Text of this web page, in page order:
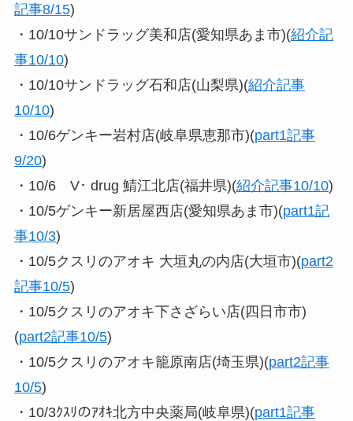
記事8/15)
・10/10サンドラッグ美和店(愛知県あま市)(紹介記
事10/10)
・10/10サンドラッグ石和店(山梨県)(紹介記事
10/10)
・10/6ゲンキー岩村店(岐阜県恵那市)(part1記事
9/20)
・10/6 V･ drug 鯖江北店(福井県)(紹介記事10/10)
・10/5ゲンキー新居屋西店(愛知県あま市)(part1記
事10/3)
・10/5クスリのアオキ 大垣丸の内店(大垣市)(part2
記事10/5)
・10/5クスリのアオキ下さざらい店(四日市市)
(part2記事10/5)
・10/5クスリのアオキ籠原南店(埼玉県)(part2記事
10/5)
・10/3ｸｽﾘのｱｵｷ北方中央薬局(岐阜県)(part1記事